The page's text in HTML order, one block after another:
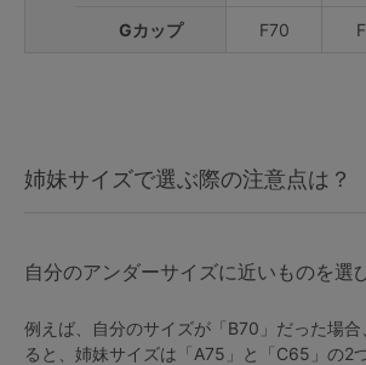
Gカップ F70
姉妹サイズで選ぶ際の注意点は？
自分のアンダーサイズに近いものを選
例えば、自分のサイズが「B70」だった場
ると、姉妹サイズは「A75」と「C65」の2